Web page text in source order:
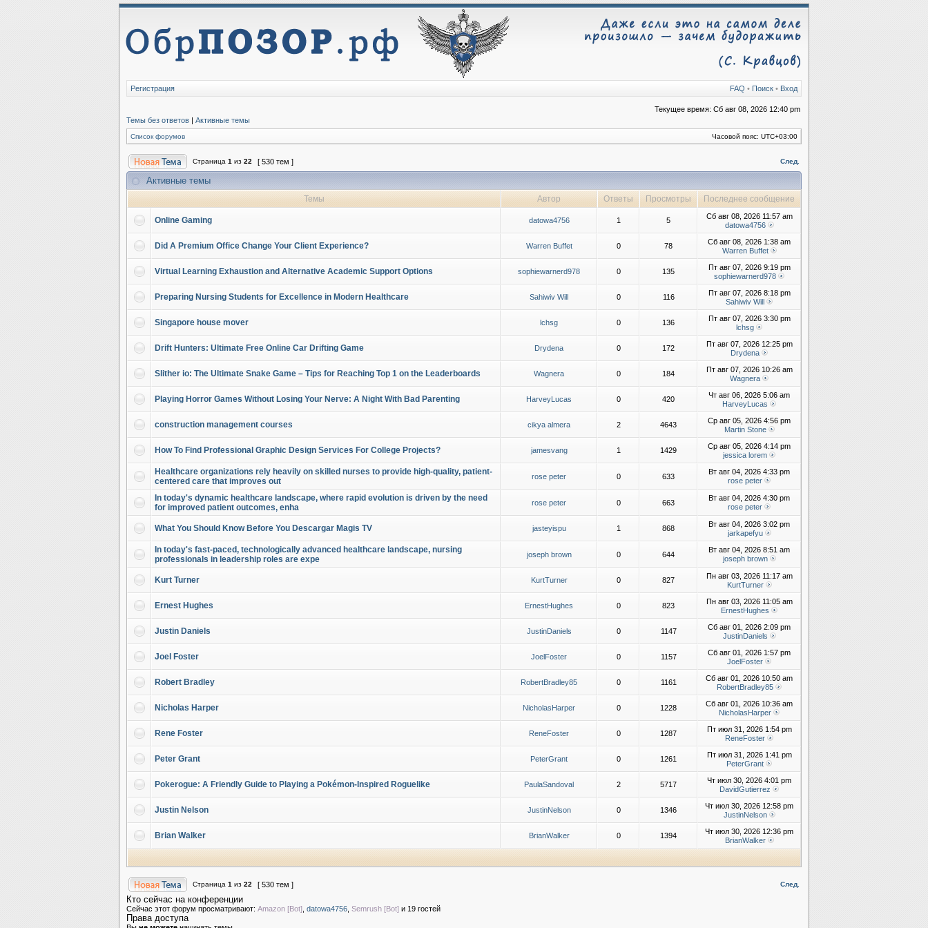
FAQ • Поиск • Вход
Регистрация
Текущее время: Сб авг 08, 2026 12:40 pm
Темы без ответов | Активные темы
Список форумов Часовой пояс: UTC+03:00
Страница 1 из 22 [ 530 тем ] След.
Активные темы
Темы Автор Ответы Просмотры Последнее сообщение
Online Gaming datowa4756 1 5
Сб авг 08, 2026 11:57 am
datowa4756
Did A Premium Office Change Your Client Experience? Warren Buffet 0 78
Сб авг 08, 2026 1:38 am
Warren Buffet
Virtual Learning Exhaustion and Alternative Academic Support Options sophiewarnerd978 0 135
Пт авг 07, 2026 9:19 pm
sophiewarnerd978
Preparing Nursing Students for Excellence in Modern Healthcare Sahiwiv Will 0 116
Пт авг 07, 2026 8:18 pm
Sahiwiv Will
Singapore house mover lchsg 0 136
Пт авг 07, 2026 3:30 pm
lchsg
Drift Hunters: Ultimate Free Online Car Drifting Game Drydena 0 172
Пт авг 07, 2026 12:25 pm
Drydena
Slither io: The Ultimate Snake Game – Tips for Reaching Top 1 on the Leaderboards Wagnera 0 184
Пт авг 07, 2026 10:26 am
Wagnera
Playing Horror Games Without Losing Your Nerve: A Night With Bad Parenting HarveyLucas 0 420
Чт авг 06, 2026 5:06 am
HarveyLucas
construction management courses cikya almera 2 4643
Ср авг 05, 2026 4:56 pm
Martin Stone
How To Find Professional Graphic Design Services For College Projects? jamesvang 1 1429
Ср авг 05, 2026 4:14 pm
jessica lorem
Healthcare organizations rely heavily on skilled nurses to provide high-quality, patient-
centered care that improves out
rose peter 0 633
Вт авг 04, 2026 4:33 pm
rose peter
In today's dynamic healthcare landscape, where rapid evolution is driven by the need
for improved patient outcomes, enha
rose peter 0 663
Вт авг 04, 2026 4:30 pm
rose peter
What You Should Know Before You Descargar Magis TV jasteyispu 1 868
Вт авг 04, 2026 3:02 pm
jarkapefyu
In today's fast-paced, technologically advanced healthcare landscape, nursing
professionals in leadership roles are expe
joseph brown 0 644
Вт авг 04, 2026 8:51 am
joseph brown
Kurt Turner KurtTurner 0 827
Пн авг 03, 2026 11:17 am
KurtTurner
Ernest Hughes ErnestHughes 0 823
Пн авг 03, 2026 11:05 am
ErnestHughes
Justin Daniels JustinDaniels 0 1147
Сб авг 01, 2026 2:09 pm
JustinDaniels
Joel Foster JoelFoster 0 1157
Сб авг 01, 2026 1:57 pm
JoelFoster
Robert Bradley RobertBradley85 0 1161
Сб авг 01, 2026 10:50 am
RobertBradley85
Nicholas Harper NicholasHarper 0 1228
Сб авг 01, 2026 10:36 am
NicholasHarper
Rene Foster ReneFoster 0 1287
Пт июл 31, 2026 1:54 pm
ReneFoster
Peter Grant PeterGrant 0 1261
Пт июл 31, 2026 1:41 pm
PeterGrant
Pokerogue: A Friendly Guide to Playing a Pokémon-Inspired Roguelike PaulaSandoval 2 5717
Чт июл 30, 2026 4:01 pm
DavidGutierrez
Justin Nelson JustinNelson 0 1346
Чт июл 30, 2026 12:58 pm
JustinNelson
Brian Walker BrianWalker 0 1394
Чт июл 30, 2026 12:36 pm
BrianWalker
Страница 1 из 22 [ 530 тем ] След.
Кто сейчас на конференции
Сейчас этот форум просматривают: Amazon [Bot] datowa4756 Semrush [Bot] и 19 гостей
Права доступа